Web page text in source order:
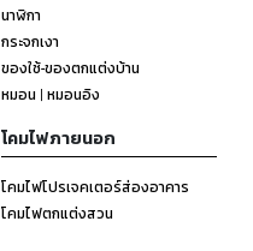
นาฬิกา
กระจกเงา
ของใช้-ของตกแต่งบ้าน
หมอน | หมอนอิง
โคมไฟภายนอก
โคมไฟโปรเจคเตอร์ส่องอาคาร
โคมไฟตกแต่งสวน